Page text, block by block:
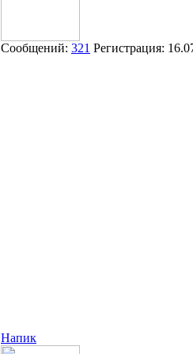
Сообщений: 321 Регистрация:
Напик